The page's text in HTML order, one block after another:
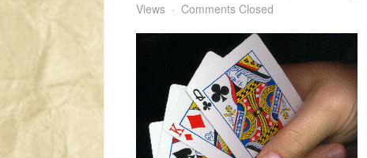
Views
Comments Closed